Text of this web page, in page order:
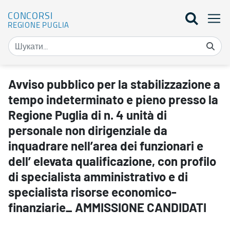
CONCORSI
REGIONE PUGLIA
Avviso pubblico per la stabilizzazione a tempo indeterminato e
Avviso pubblico per la stabilizzazione a
tempo indeterminato e pieno presso la
Regione Puglia di n. 4 unità di
personale non dirigenziale da
inquadrare nell’area dei funzionari e
dell’ elevata qualificazione, con profilo
di specialista amministrativo e di
specialista risorse economico-
finanziarie_ AMMISSIONE CANDIDATI